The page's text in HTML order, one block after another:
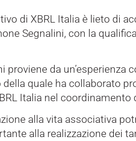
di XBRL Italia è lieto di
Segnalini, con la
proviene da un’esperienza
della quale ha collaborato
Italia nel coordinamento
alla vita associativa
alla realizzazione dei